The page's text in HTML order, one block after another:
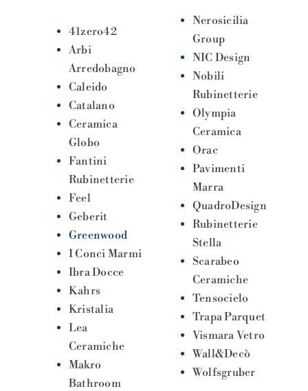
41zero42
Arbi
Arredobagno
Caleido
Catalano
Ceramica
Globo
Fantini
Rubinetterie
Feel
Geberit
Greenwood
I Conci Marmi
Ibra Docce
Kahrs
Kristalia
Lea
Ceramiche
Makro
Bathroom
Nerosicilia
Group
NIC Design
Nobili
Rubinetterie
Olympia
Ceramica
Orac
Pavimenti
Marra
QuadroDesign
Rubinetterie
Stella
Scarabeo
Ceramiche
Tensocielo
Trapa Parquet
Vismara Vetro
Wall&Decò
Wolfsgruber